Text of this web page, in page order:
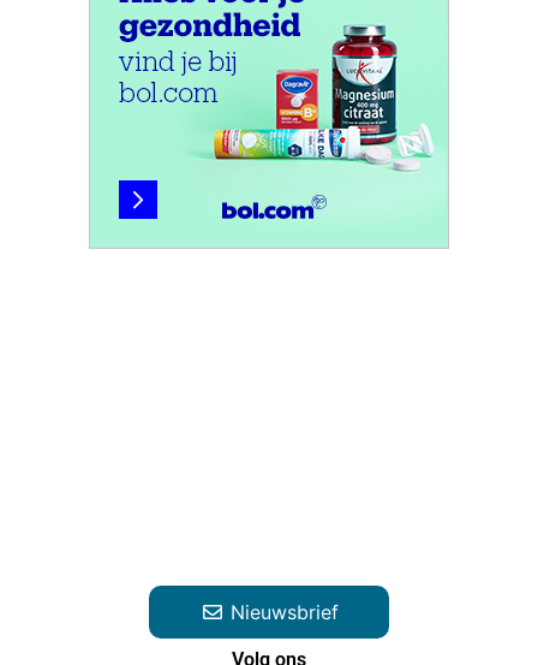
Nieuwsbrief
Volg ons